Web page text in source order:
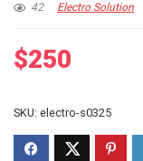
42 Electro Solution
$250
SKU: electro-s0325